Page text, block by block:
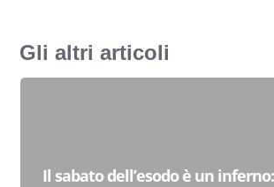
Gli altri articoli
Il sabato dell’esodo è un